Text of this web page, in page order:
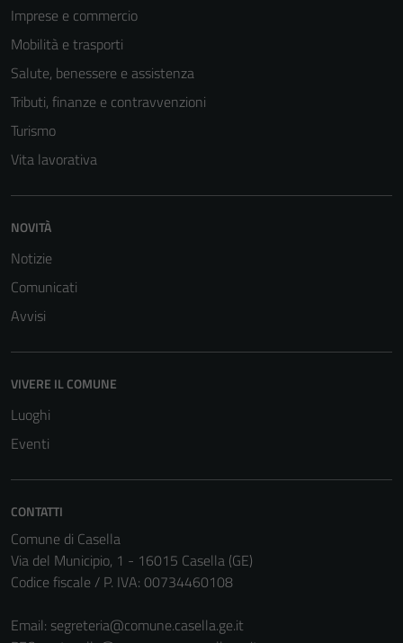
Imprese e commercio
Mobilità e trasporti
Salute, benessere e assistenza
Tributi, finanze e contravvenzioni
Turismo
Vita lavorativa
NOVITÀ
Notizie
Comunicati
Avvisi
VIVERE IL COMUNE
Luoghi
Eventi
CONTATTI
Comune di Casella
Via del Municipio, 1 - 16015 Casella (GE)
Codice fiscale / P. IVA: 00734460108
Email: segreteria@comune.casella.ge.it
personali.
una serie di
possono
profilazione.
La
di questi